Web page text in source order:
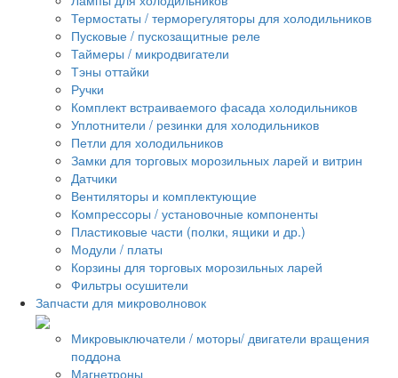
Термостаты / терморегуляторы для холодильников
Пусковые / пускозащитные реле
Таймеры / микродвигатели
Тэны оттайки
Ручки
Комплект встраиваемого фасада холодильников
Уплотнители / резинки для холодильников
Петли для холодильников
Замки для торговых морозильных ларей и витрин
Датчики
Вентиляторы и комплектующие
Компрессоры / установочные компоненты
Пластиковые части (полки, ящики и др.)
Модули / платы
Корзины для торговых морозильных ларей
Фильтры осушители
Запчасти для микроволновок
Микровыключатели / моторы/ двигатели вращения
поддона
Магнетроны